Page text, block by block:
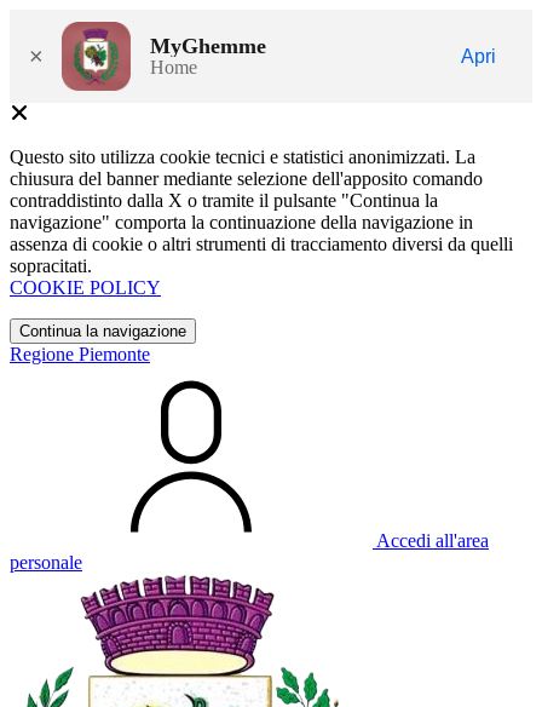
× MyGhemme
Home
Apri
Questo sito utilizza cookie tecnici e statistici anonimizzati. La
chiusura del banner mediante selezione dell'apposito comando
contraddistinto dalla X o tramite il pulsante "Continua la
navigazione" comporta la continuazione della navigazione in
assenza di cookie o altri strumenti di tracciamento diversi da quelli
sopracitati.
COOKIE POLICY
Continua la navigazione
Regione Piemonte
Accedi all'area
personale